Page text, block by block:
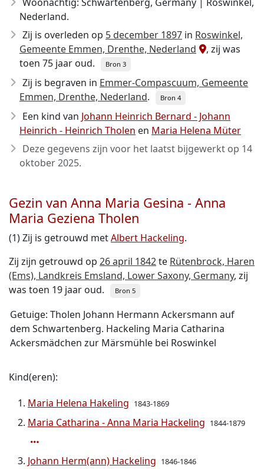
Nederland.
Zij is overleden op 5 december 1897 in Roswinkel,
Gemeente Emmen, Drenthe, Nederland
, zij was
toen 75 jaar oud.
Bron 3
Zij is begraven in Emmer-Compascuum, Gemeente
Emmen, Drenthe, Nederland. Bron 4
Een kind van Johann Heinrich Bernard - Johann
Heinrich - Heinrich Tholen en Maria Helena Müter
Deze gegevens zijn voor het laatst bijgewerkt op 14
oktober 2025.
Gezin van Anna Maria Gesina - Anna
Maria Geziena Tholen
(1) Zij is getrouwd metAlbert Hackeling.
Zij zijn getrouwd op 26 april 1842te Rütenbrock, Haren
(Ems), Landkreis Emsland, Lower Saxony, Germany, zij
was toen 19 jaar oud.
Bron 5
Getuige: Tholen Johann Hermann Ackersmann auf
dem Schwartenberg. Hackeling Maria Catharina
Ackersmädchen zur Märsmühle bei Roswinkel
Kind(eren):
Maria Helena Hakeling 1843-1869
Maria Catharina - Anna Maria Hackeling 1844-1879
Johann Herm(ann) Hackeling 1846-1846